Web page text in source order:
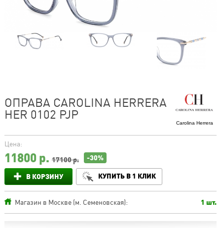
Carolina Herrera
ОПРАВА CAROLINA HERRERA
HER 0102 PJP
Цена:
11800р. 17100 р. -30%
В КОРЗИНУ КУПИТЬ В 1 КЛИК
Магазин в Москве (м. Семеновская): 1 шт.